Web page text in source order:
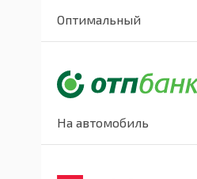
Оптимальный
На автомобиль